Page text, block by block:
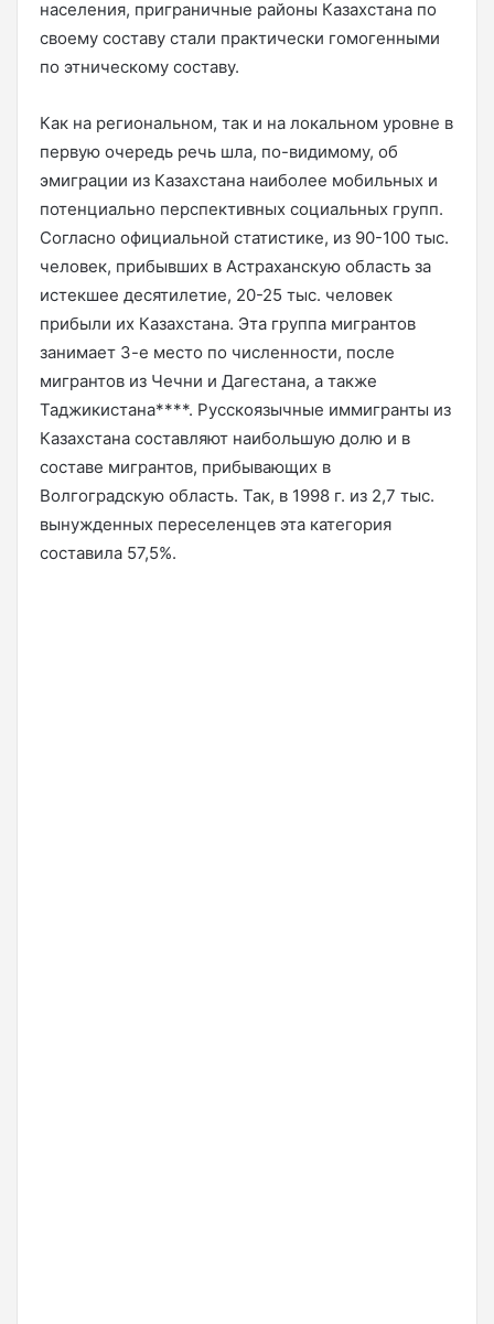
населения, приграничные районы Казахстана по
своему составу стали практически гомогенными
по этническому составу.
Как на региональном, так и на локальном уровне в
первую очередь речь шла, по-видимому, об
эмиграции из Казахстана наиболее мобильных и
потенциально перспективных социальных групп.
Согласно официальной статистике, из 90-100 тыс.
человек, прибывших в Астраханскую область за
истекшее десятилетие, 20-25 тыс. человек
прибыли их Казахстана. Эта группа мигрантов
занимает 3-е место по численности, после
мигрантов из Чечни и Дагестана, а также
Таджикистана****. Русскоязычные иммигранты из
Казахстана составляют наибольшую долю и в
составе мигрантов, прибывающих в
Волгоградскую область. Так, в 1998 г. из 2,7 тыс.
вынужденных переселенцев эта категория
составила 57,5%.